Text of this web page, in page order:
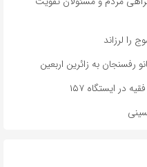
را لرزاند
به زائرین اربعین
در ایستگاه ۱۵۷